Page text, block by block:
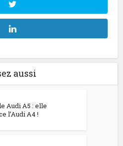
aussi
Audi A5 : elle
l’Audi A4 !